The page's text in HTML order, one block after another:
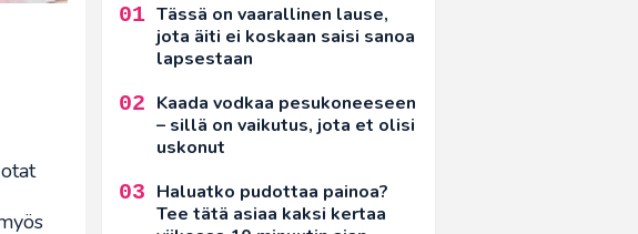
Tässä on vaarallinen lause,
jota äiti ei koskaan saisi sanoa
lapsestaan
Kaada vodkaa pesukoneeseen
– sillä on vaikutus, jota et olisi
uskonut
Haluatko pudottaa painoa?
Tee tätä asiaa kaksi kertaa